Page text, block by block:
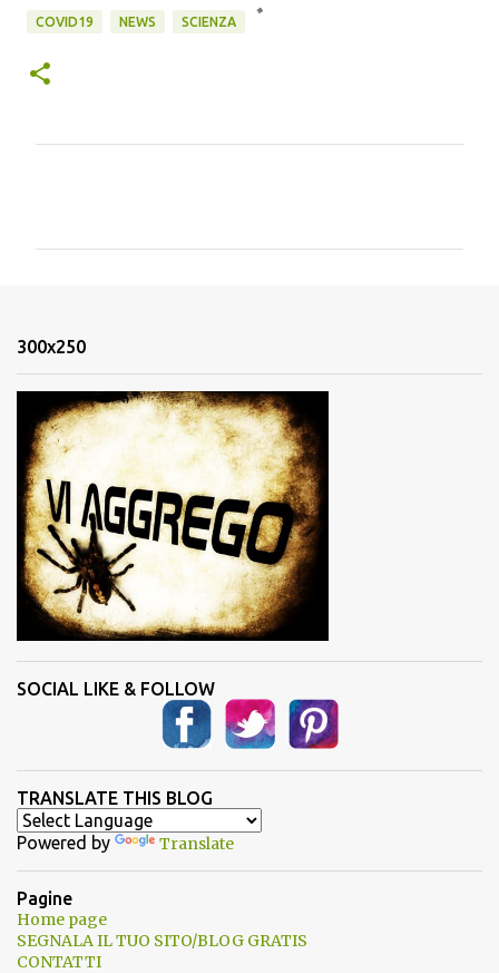
COVID19 NEWS SCIENZA
n
i
300x250
SOCIAL LIKE & FOLLOW
TRANSLATE THIS BLOG
Powered by Translate
Pagine
Home page
SEGNALA IL TUO SITO/BLOG GRATIS
CONTATTI